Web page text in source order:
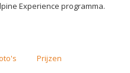
Experience programma.
Prijzen